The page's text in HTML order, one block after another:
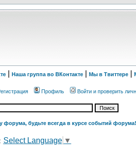
| Наша группа во ВКонтакте| Мы в Твиттере|
Профиль Войти и проверить
форума, будьте всегда в курсе событий форума!
Select Language ▼